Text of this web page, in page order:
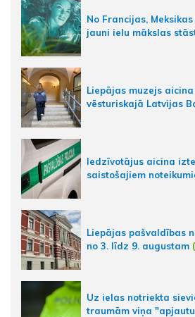
No Francijas,
jauni ielu mākslas
Liepājas muzejs
vēsturiskajā Latvijas
Iedzīvotājus aicina
saistošajiem
Liepājas pašvaldības
no 3. līdz 9. augustam
Uz ielas notriekta
traumām viņa